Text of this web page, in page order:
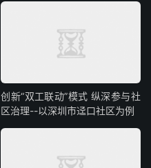
创新“双工联动”模式 纵深参与社
区治理--以深圳市迳口社区为例